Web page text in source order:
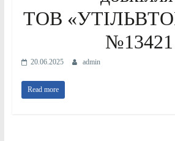
ТОВ
№13421
20.06.2025 admin
Read more